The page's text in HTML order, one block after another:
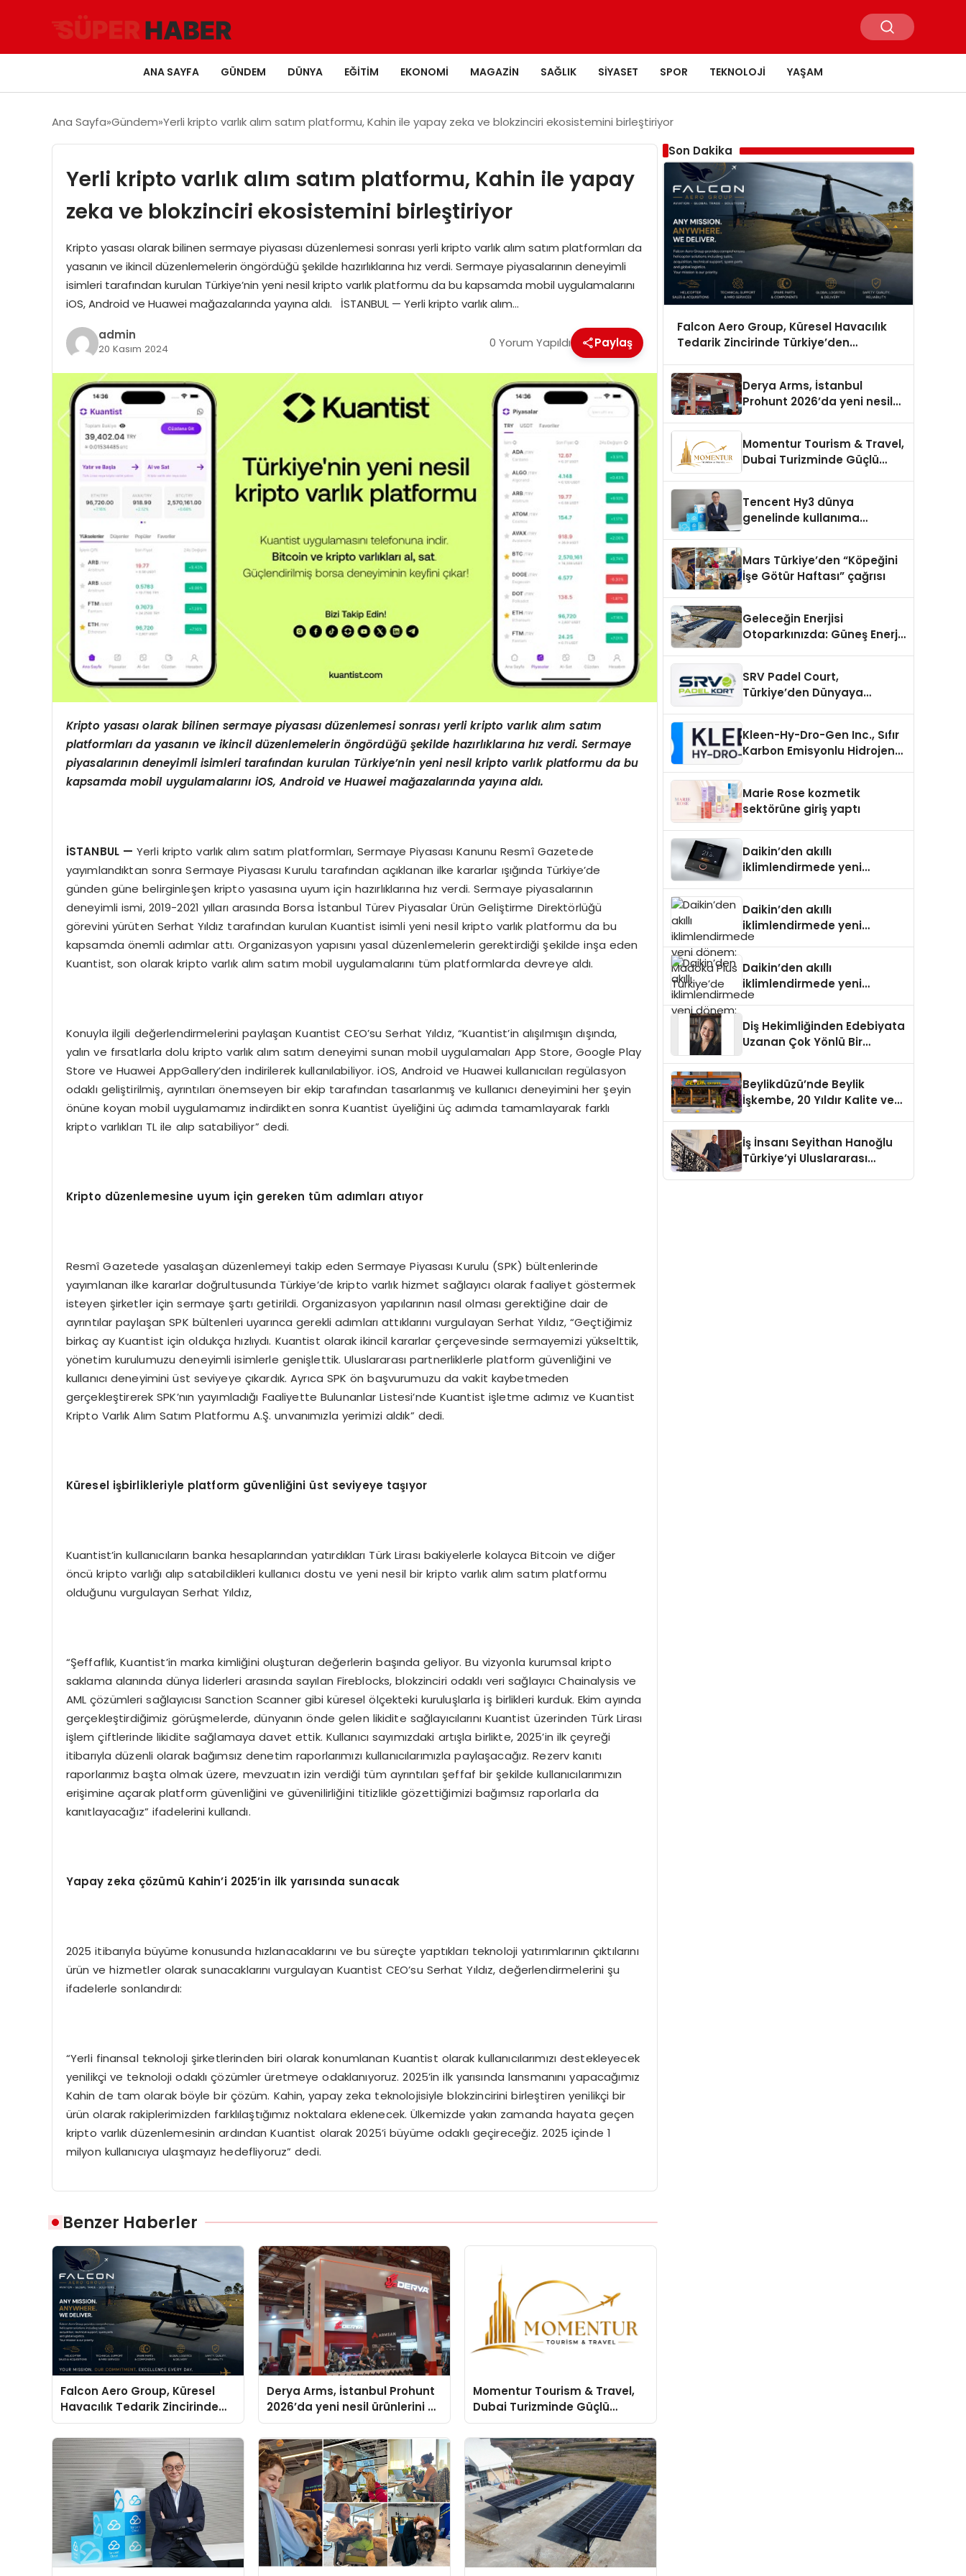
ANA SAYFA GÜNDEM DÜNYA EĞITIM EKONOMI MAGAZIN SAĞLIK SIYASET SPOR TEKNOLOJI YAŞAM
Ana Sayfa Gündem Yerli kripto varlık alım satım platformu, Kahin ile yapay zeka ve blokzinciri ekosistemini birleştiriyor
Yerli kripto varlık alım satım platformu, Kahin ile yapay
zeka ve blokzinciri ekosistemini birleştiriyor
Kripto yasası olarak bilinen sermaye piyasası düzenlemesi sonrası yerli kripto varlık alım satım platformları da
yasanın ve ikincil düzenlemelerin öngördüğü şekilde hazırlıklarına hız verdi. Sermaye piyasalarının deneyimli
isimleri tarafından kurulan Türkiye’nin yeni nesil kripto varlık platformu da bu kapsamda mobil uygulamalarını
iOS, Android ve Huawei mağazalarında yayına aldı. İSTANBUL — Yerli kripto varlık alım…
admin
20 Kasım 2024 0 Yorum Yapıldı Paylaş
Kripto yasası olarak bilinen sermaye piyasası düzenlemesi sonrası yerli kripto varlık alım satım
platformları da yasanın ve ikincil düzenlemelerin öngördüğü şekilde hazırlıklarına hız verdi. Sermaye
piyasalarının deneyimli isimleri tarafından kurulan Türkiye’nin yeni nesil kripto varlık platformu da bu
kapsamda mobil uygulamalarını iOS, Android ve Huawei mağazalarında yayına aldı.
İSTANBUL — Yerli kripto varlık alım satım platformları, Sermaye Piyasası Kanunu Resmî Gazetede
yayımlandıktan sonra Sermaye Piyasası Kurulu tarafından açıklanan ilke kararlar ışığında Türkiye’de
günden güne belirginleşen kripto yasasına uyum için hazırlıklarına hız verdi. Sermaye piyasalarının
deneyimli ismi, 2019-2021 yılları arasında Borsa İstanbul Türev Piyasalar Ürün Geliştirme Direktörlüğü
görevini yürüten Serhat Yıldız tarafından kurulan Kuantist isimli yeni nesil kripto varlık platformu da bu
kapsamda önemli adımlar attı. Organizasyon yapısını yasal düzenlemelerin gerektirdiği şekilde inşa eden
Kuantist, son olarak kripto varlık alım satım mobil uygulamalarını tüm platformlarda devreye aldı.
Konuyla ilgili değerlendirmelerini paylaşan Kuantist CEO’su Serhat Yıldız, “Kuantist’in alışılmışın dışında,
yalın ve fırsatlarla dolu kripto varlık alım satım deneyimi sunan mobil uygulamaları App Store, Google Play
Store ve Huawei AppGallery’den indirilerek kullanılabiliyor. iOS, Android ve Huawei kullanıcıları regülasyon
odaklı geliştirilmiş, ayrıntıları önemseyen bir ekip tarafından tasarlanmış ve kullanıcı deneyimini her şeyin
önüne koyan mobil uygulamamız indirdikten sonra Kuantist üyeliğini üç adımda tamamlayarak farklı
kripto varlıkları TL ile alıp satabiliyor” dedi.
Kripto düzenlemesine uyum için gereken tüm adımları atıyor
Resmî Gazetede yasalaşan düzenlemeyi takip eden Sermaye Piyasası Kurulu (SPK) bültenlerinde
yayımlanan ilke kararlar doğrultusunda Türkiye’de kripto varlık hizmet sağlayıcı olarak faaliyet göstermek
isteyen şirketler için sermaye şartı getirildi. Organizasyon yapılarının nasıl olması gerektiğine dair de
ayrıntılar paylaşan SPK bültenleri uyarınca gerekli adımları attıklarını vurgulayan Serhat Yıldız, “Geçtiğimiz
birkaç ay Kuantist için oldukça hızlıydı. Kuantist olarak ikincil kararlar çerçevesinde sermayemizi yükselttik,
yönetim kurulumuzu deneyimli isimlerle genişlettik. Uluslararası partnerliklerle platform güvenliğini ve
kullanıcı deneyimini üst seviyeye çıkardık. Ayrıca SPK ön başvurumuzu da vakit kaybetmeden
gerçekleştirerek SPK’nın yayımladığı Faaliyette Bulunanlar Listesi’nde Kuantist işletme adımız ve Kuantist
Kripto Varlık Alım Satım Platformu A.Ş. unvanımızla yerimizi aldık” dedi.
Küresel işbirlikleriyle platform güvenliğini üst seviyeye taşıyor
Kuantist’in kullanıcıların banka hesaplarından yatırdıkları Türk Lirası bakiyelerle kolayca Bitcoin ve diğer
öncü kripto varlığı alıp satabildikleri kullanıcı dostu ve yeni nesil bir kripto varlık alım satım platformu
olduğunu vurgulayan Serhat Yıldız,
“Şeffaflık, Kuantist’in marka kimliğini oluşturan değerlerin başında geliyor. Bu vizyonla kurumsal kripto
saklama alanında dünya liderleri arasında sayılan Fireblocks, blokzinciri odaklı veri sağlayıcı Chainalysis ve
AML çözümleri sağlayıcısı Sanction Scanner gibi küresel ölçekteki kuruluşlarla iş birlikleri kurduk. Ekim ayında
gerçekleştirdiğimiz görüşmelerde, dünyanın önde gelen likidite sağlayıcılarını Kuantist üzerinden Türk Lirası
işlem çiftlerinde likidite sağlamaya davet ettik. Kullanıcı sayımızdaki artışla birlikte, 2025’in ilk çeyreği
itibarıyla düzenli olarak bağımsız denetim raporlarımızı kullanıcılarımızla paylaşacağız. Rezerv kanıtı
raporlarımız başta olmak üzere, mevzuatın izin verdiği tüm ayrıntıları şeffaf bir şekilde kullanıcılarımızın
erişimine açarak platform güvenliğini ve güvenilirliğini titizlikle gözettiğimizi bağımsız raporlarla da
kanıtlayacağız” ifadelerini kullandı.
Yapay zeka çözümü Kahin’i 2025’in ilk yarısında sunacak
2025 itibarıyla büyüme konusunda hızlanacaklarını ve bu süreçte yaptıkları teknoloji yatırımlarının çıktılarını
ürün ve hizmetler olarak sunacaklarını vurgulayan Kuantist CEO’su Serhat Yıldız, değerlendirmelerini şu
ifadelerle sonlandırdı:
“Yerli finansal teknoloji şirketlerinden biri olarak konumlanan Kuantist olarak kullanıcılarımızı destekleyecek
yenilikçi ve teknoloji odaklı çözümler üretmeye odaklanıyoruz. 2025’in ilk yarısında lansmanını yapacağımız
Kahin de tam olarak böyle bir çözüm. Kahin, yapay zeka teknolojisiyle blokzincirini birleştiren yenilikçi bir
ürün olarak rakiplerimizden farklılaştığımız noktalara eklenecek. Ülkemizde yakın zamanda hayata geçen
kripto varlık düzenlemesinin ardından Kuantist olarak 2025’i büyüme odaklı geçireceğiz. 2025 içinde 1
milyon kullanıcıya ulaşmayız hedefliyoruz” dedi.
Benzer Haberler
Falcon Aero Group, Küresel
Havacılık Tedarik Zincirinde
Türkiye’den Dünyaya Açılıyor
Derya Arms, İstanbul Prohunt
2026’da yeni nesil ürünlerini ve
global marka vizyonunu
sergiledi
Momentur Tourism & Travel,
Dubai Turizminde Güçlü
Operasyon Ağıyla Fark
Yaratıyor
Son Dakika
Falcon Aero Group, Küresel Havacılık
Tedarik Zincirinde Türkiye’den
Derya Arms, İstanbul
Prohunt 2026’da yeni nesil
Momentur Tourism & Travel,
Dubai Turizminde Güçlü
Tencent Hy3 dünya
genelinde kullanıma
Mars Türkiye’den “Köpeğini
İşe Götür Haftası” çağrısı
Geleceğin Enerjisi
Otoparkınızda: Güneş Enerjili
SRV Padel Court,
Türkiye’den Dünyaya
Kleen-Hy-Dro-Gen Inc., Sıfır
Karbon Emisyonlu Hidrojen
Aldı
Marie Rose kozmetik
sektörüne giriş yaptı
Daikin’den akıllı
iklimlendirmede yeni
Daikin’den akıllı
iklimlendirmede yeni
dönem: Madoka Plus
Daikin’den akıllı
iklimlendirmede yeni
dönem: Madoka Plus
Diş Hekimliğinden Edebiyata
Uzanan Çok Yönlü Bir
Beylikdüzü’nde Beylik
İşkembe, 20 Yıldır Kalite ve
İş İnsanı Seyithan Hanoğlu
Türkiye’yi Uluslararası